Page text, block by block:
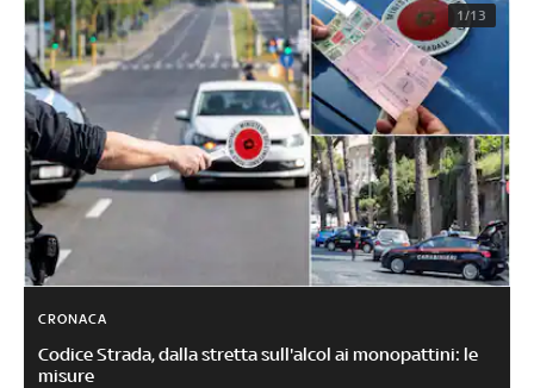
1/13
CRONACA
Codice Strada, dalla stretta sull'alcol ai monopattini: le
misure